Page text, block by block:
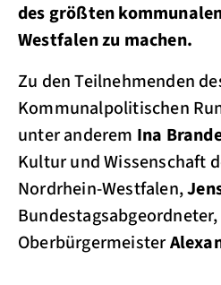
des größten
Westfalen zu machen.
Zu den Teilnehmenden
Kommunalpolitischen
unter anderem Ina
Kultur und Wissenschaft
Nordrhein-Westfalen,
Oberbürgermeister